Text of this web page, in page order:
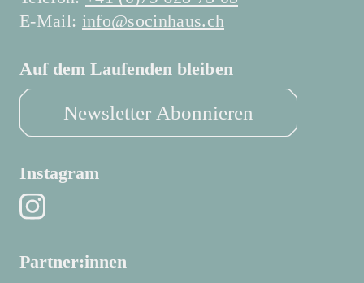
E-Mail: info@socinhaus.ch
Auf dem Laufenden bleiben
Newsletter Abonnieren
Instagram
Partner:innen